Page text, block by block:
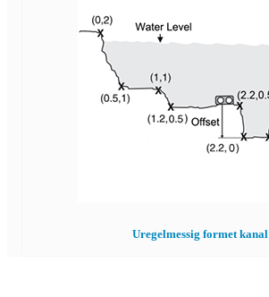
Uregelmessig formet kanal